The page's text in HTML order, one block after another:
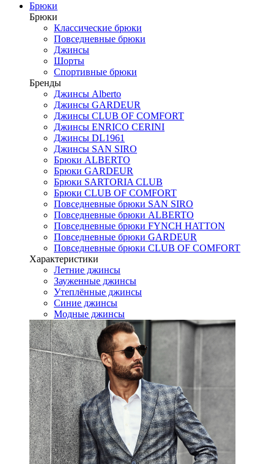
Брюки
Брюки
Классические брюки
Повседневные брюки
Джинсы
Шорты
Спортивные брюки
Бренды
Джинсы Alberto
Джинсы GARDEUR
Джинсы CLUB OF COMFORT
Джинсы ENRICO CERINI
Джинсы DL1961
Джинсы SAN SIRO
Брюки ALBERTO
Брюки GARDEUR
Брюки SARTORIA CLUB
Брюки CLUB OF COMFORT
Повседневные брюки SAN SIRO
Повседневные брюки ALBERTO
Повседневные брюки FYNCH HATTON
Повседневные брюки GARDEUR
Повседневные брюки CLUB OF COMFORT
Характеристики
Летние джинсы
Зауженные джинсы
Утеплённые джинсы
Синие джинсы
Модные джинсы